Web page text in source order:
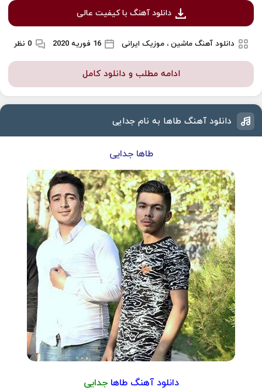
دانلود آهنگ با کیفیت عالی
دانلود آهنگ ماشین ، موزیک ایرانی 16 فوریه 2020 0 نظر
ادامه مطلب و دانلود کامل
دانلود آهنگ طاها به نام جدایی
طاها جدایی
دانلود آهنگ طاهاجدایی